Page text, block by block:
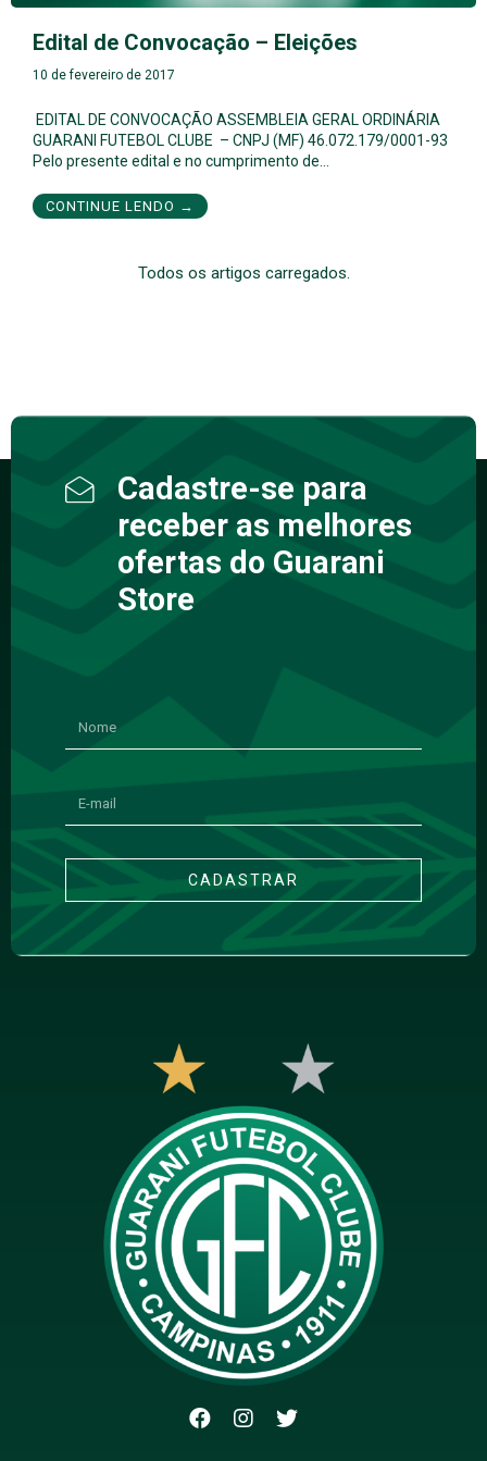
Edital de Convocação – Eleições
10 de fevereiro de 2017
EDITAL DE CONVOCAÇÃO ASSEMBLEIA GERAL ORDINÁRIA
GUARANI FUTEBOL CLUBE – CNPJ (MF) 46.072.179/0001-93
Pelo presente edital e no cumprimento de…
CONTINUE LENDO →
Todos os artigos carregados.
Cadastre-se para
receber as melhores
ofertas do Guarani
Store
CADASTRAR